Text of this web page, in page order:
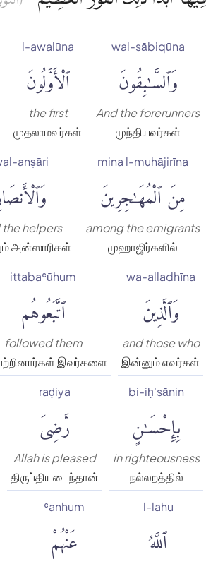
wal-sābiqūna
وَٱلسَّٰبِقُونَ
And the forerunners
முந்தியவர்கள்
l-awalūna
ٱلْأَوَّلُونَ
the first
முதலாமவர்கள்
mina l-muhājirīna
مِنَ ٱلْمُهَٰجِرِينَ
among the emigrants
முஹாஜிர்களில்
anṣāri
the helpers
அன்ஸாரிகள்
wa-alladhīna
وَٱلَّذِينَ
and those who
இன்னும் எவர்கள்
ittabaʿūhum
ٱتَّبَعُوهُم
followed them
இவர்களை
bi-iḥ'sānin
بِإِحْسَٰنٍ
in righteousness
நல்லறத்தில்
raḍiya
رَّضِىَ
Allah is pleased
திருப்தியடைந்தான்
l-lahu
ٱللَّهُ
ʿanhum
عَنْهُمْ